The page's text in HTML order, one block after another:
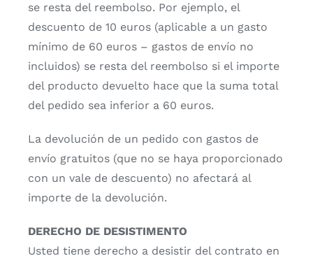
se resta del reembolso. Por ejemplo, el
descuento de 10 euros (aplicable a un gasto
mínimo de 60 euros – gastos de envío no
incluidos) se resta del reembolso si el importe
del producto devuelto hace que la suma total
del pedido sea inferior a 60 euros.
La devolución de un pedido con gastos de
envío gratuitos (que no se haya proporcionado
con un vale de descuento) no afectará al
importe de la devolución.
DERECHO DE DESISTIMENTO
Usted tiene derecho a desistir del contrato en